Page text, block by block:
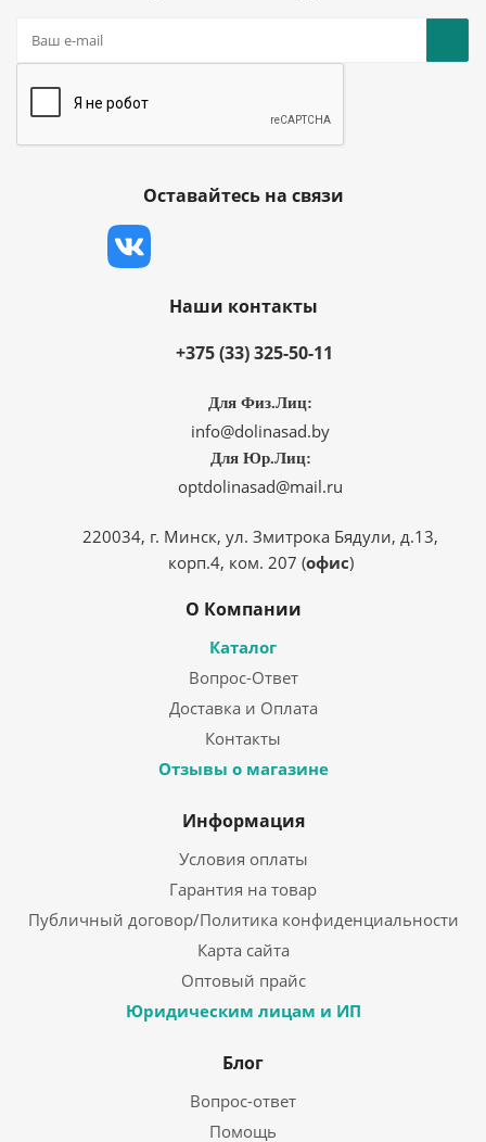
Оставайтесь на связи
Наши контакты
+375 (33) 325-50-11
Для Физ.Лиц:
info@dolinasad.by
Для Юр.Лиц:
optdolinasad@mail.ru
220034, г. Минск, ул. Змитрока Бядули, д.13,
корп.4, ком. 207 (офис)
О Компании
Каталог
Вопрос-Ответ
Доставка и Оплата
Контакты
Отзывы о магазине
Информация
Условия оплаты
Гарантия на товар
Публичный договор/Политика конфиденциальности
Карта сайта
Оптовый прайс
Юридическим лицам и ИП
Блог
Вопрос-ответ
Помощь